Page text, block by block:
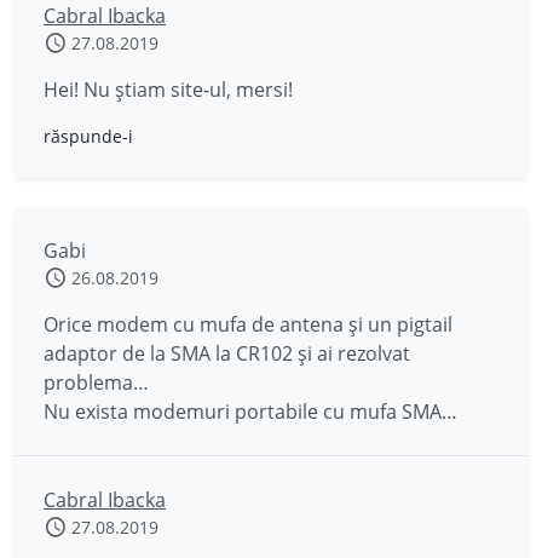
Cabral Ibacka
27.08.2019
Hei! Nu știam site-ul, mersi!
răspunde-i
Gabi
26.08.2019
Orice modem cu mufa de antena și un pigtail
adaptor de la SMA la CR102 și ai rezolvat
problema…
Nu exista modemuri portabile cu mufa SMA…
Cabral Ibacka
27.08.2019